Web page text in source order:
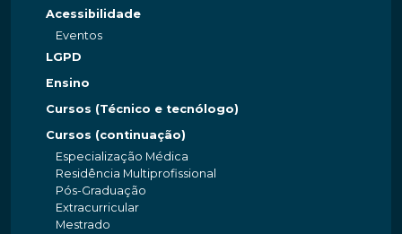
Acessibilidade
Eventos
LGPD
Ensino
Cursos (Técnico e tecnólogo)
Cursos (continuação)
Especialização Médica
Residência Multiprofissional
Pós-Graduação
Extracurricular
Mestrado